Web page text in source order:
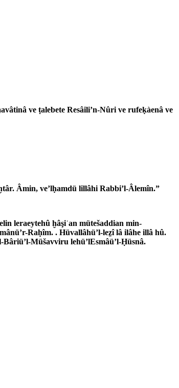
ve ṭalebete Resâili’n-Nûri ve rufeḳàenâ ve
Âmin, ve’lḥamdü lillâhi Rabbi’l-Âlemîn.”
leraeytehû ḫâşiʿan mütešaddian min-
Raḥîm. . Hüvallâhü’l-leẕî lâ ilâhe illâ hû.
Müšavviru lehü’lEsmâü’l-­Ḥüsnâ.